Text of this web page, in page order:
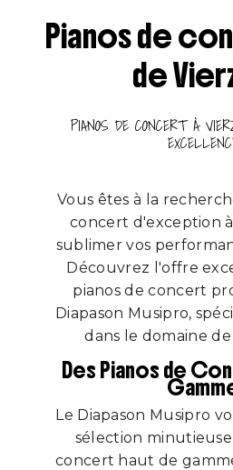
Pianos de
de
PIANOS DE CONCERT À
Vous êtes à la
concert d'exception
sublimer vos
Découvrez l'offre
pianos de concert
Diapason Musipro,
dans le domaine
Des Pianos de
Le Diapason Musipro
sélection
concert haut de